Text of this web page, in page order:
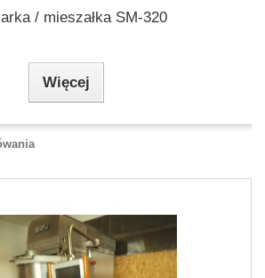
/ mieszałka SM-320
Więcej